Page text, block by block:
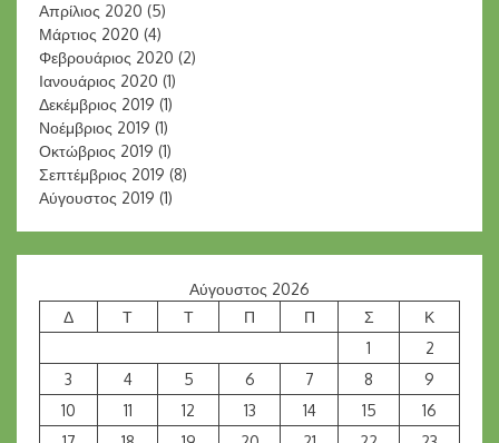
Απρίλιος 2020 (5)
Μάρτιος 2020 (4)
Φεβρουάριος 2020 (2)
Ιανουάριος 2020 (1)
Δεκέμβριος 2019 (1)
Νοέμβριος 2019 (1)
Οκτώβριος 2019 (1)
Σεπτέμβριος 2019 (8)
Αύγουστος 2019 (1)
Αύγουστος 2026
Δ
Τ Τ Π Π Σ
Κ
1
2
3
4 5 6 7 8
9
10
11 12 13 14 15
16